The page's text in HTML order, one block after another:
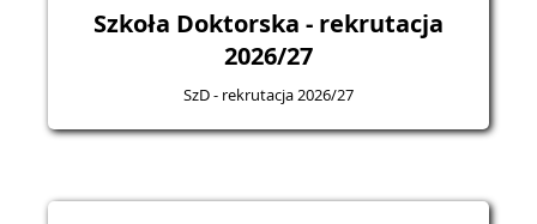
Szkoła Doktorska - rekrutacja
2026/27
SzD - rekrutacja 2026/27